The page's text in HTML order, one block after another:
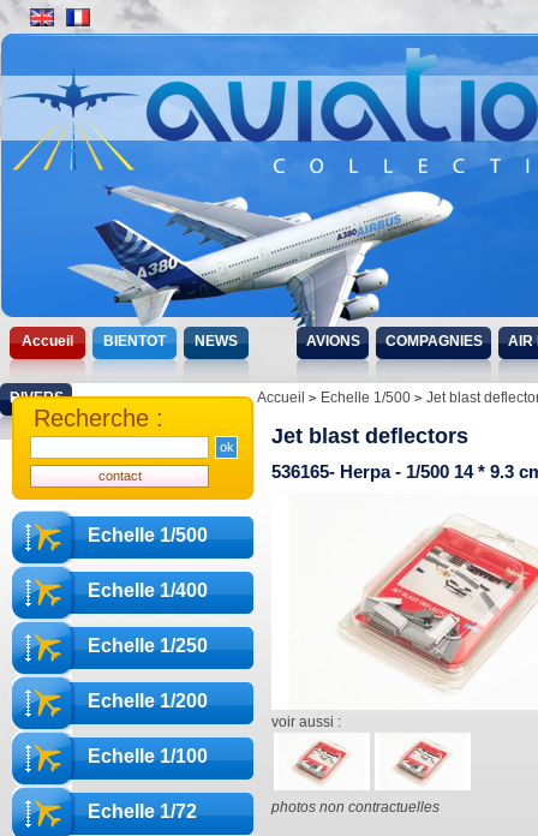
Accueil BIENTOT NEWS AVIONS COMPAGNIES AIR
DIVERS
Echelle 1/500
Echelle 1/400
Echelle 1/250
Echelle 1/200
Echelle 1/100
Echelle 1/72
Recherche :
Accueil Echelle 1/500 Jet blast
Jet blast deflectors
536165- Herpa - 1/500 14 * 9.3
voir aussi :
photos non contractuelles